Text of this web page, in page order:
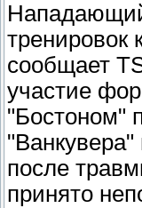
тренировок
сообщает
участие
"Бостоном"
после
принято